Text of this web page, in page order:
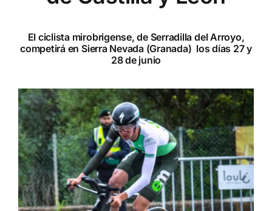
El ciclista mirobrigense, de Serradilla del Arroyo,
competirá en Sierra Nevada (Granada) los días 27 y
28 de junio